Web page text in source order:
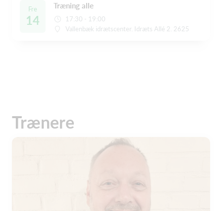
Fre
14
Træning alle
17:30 - 19:00
Vallenbæk idrætscenter. Idræts Allé 2. 2625
Trænere